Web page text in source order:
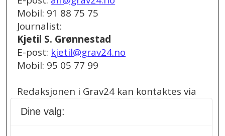
Mobil: 91 88 75 75
Journalist:
Kjetil S. Grønnestad
E-post: kjetil@grav24.no
Mobil: 95 05 77 99
Redaksjonen i Grav24 kan kontaktes via
redaksjon@grav24.no
Dine valg: